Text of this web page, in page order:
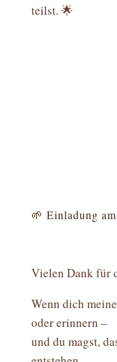
teilst. 🌟
🌱 Einladung
Vielen Dank für
Wenn dich
oder erinnern –
und du magst,